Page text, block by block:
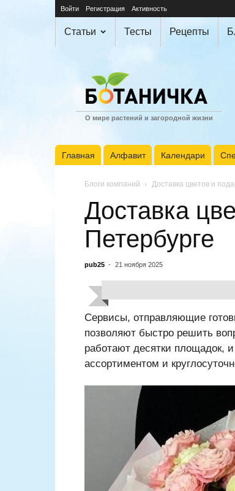
Войти Регистрация Активность
Статьи Тесты Рецепты
О мире растений и загородной жизни
Главная Алфавит Календари
Блоги компаний Доставка цветов и
Доставка
Петербурге
pub25 - 21 ноября 2025
Сервисы, отправляющие
позволяют быстро решить
работают десятки площадок,
ассортиментом и